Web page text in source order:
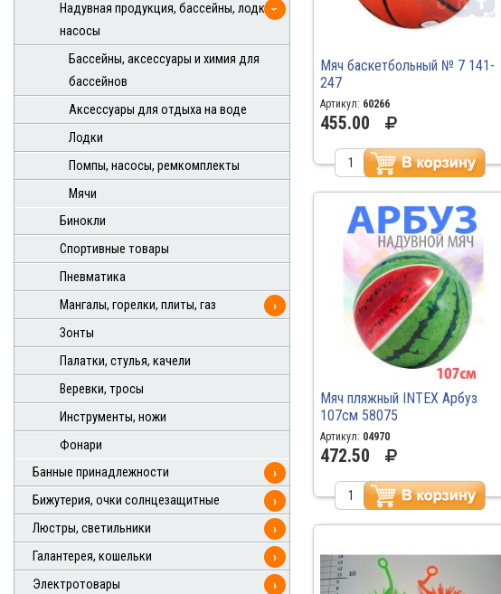
Надувная продукция, бассейны, лодки,
насосы
›
Бассейны, аксессуары и химия для
бассейнов
Аксессуары для отдыха на воде
Лодки
Помпы, насосы, ремкомплекты
Мячи
Бинокли
Спортивные товары
Пневматика
Мангалы, горелки, плиты, газ
›
Зонты
Палатки, стулья, качели
Веревки, тросы
Инструменты, ножи
Фонари
Банные принадлежности
›
Бижутерия, очки солнцезащитные
›
Люстры, светильники
›
Галантерея, кошельки
›
Электротовары
›
Мяч баскетбольный № 7 141-
247
Артикул: 60266
455.00
Мяч пляжный INTEX Арбуз
107см 58075
Артикул: 04970
472.50